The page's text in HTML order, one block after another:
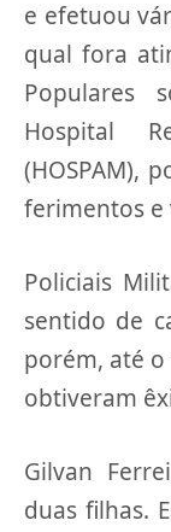
e efetuou
qual fora
Populares
Hospital
(HOSPAM),
ferimentos e
Policiais
sentido de
porém, até
obtiveram
Gilvan
duas filhas.